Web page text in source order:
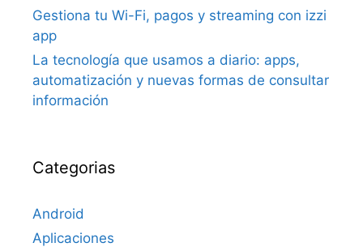
Gestiona tu Wi-Fi, pagos y streaming con izzi
app
La tecnología que usamos a diario: apps,
automatización y nuevas formas de consultar
información
Categorias
Android
Aplicaciones